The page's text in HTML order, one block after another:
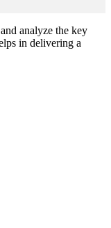
analyze the key
in delivering a